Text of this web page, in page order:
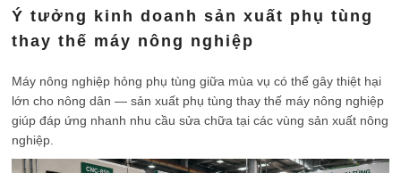
AI
Ý tưởng kinh doanh sản xuất phụ tùng
thay thế máy nông nghiệp
Máy nông nghiệp hỏng phụ tùng giữa mùa vụ có thể gây thiệt hại
lớn cho nông dân — sản xuất phụ tùng thay thế máy nông nghiệp
giúp đáp ứng nhanh nhu cầu sửa chữa tại các vùng sản xuất nông
nghiệp.